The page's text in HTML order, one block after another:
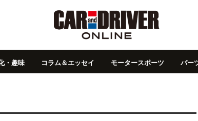
・趣味 コラム＆エッセイ モータースポーツ パー